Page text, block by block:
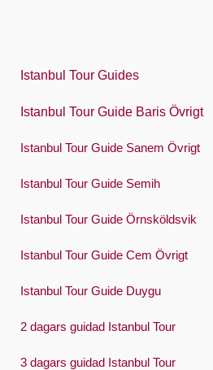
Русский
Español
Swedish
Istanbul Tour Guides
Istanbul Tour Guide Baris Övrigt
Istanbul Tour Guide Sanem Övrigt
Istanbul Tour Guide Semih
Istanbul Tour Guide Örnsköldsvik
Istanbul Tour Guide Cem Övrigt
Istanbul Tour Guide Duygu
2 dagars guidad Istanbul Tour
3 dagars guidad Istanbul Tour